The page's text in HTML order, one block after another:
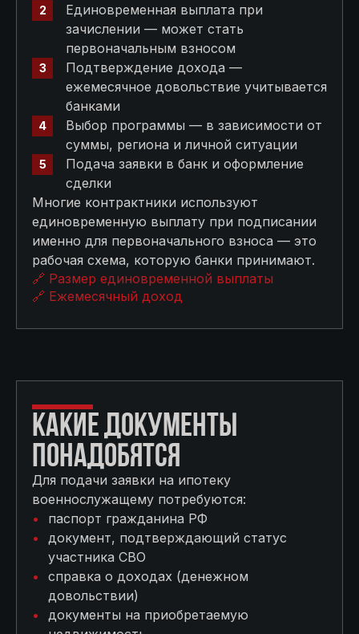
Единовременная выплата при
зачислении — может стать
первоначальным взносом
Подтверждение дохода —
ежемесячное довольствие учитывается
банками
Выбор программы — в зависимости от
суммы, региона и личной ситуации
Подача заявки в банк и оформление
сделки
Многие контрактники используют
единовременную выплату при подписании
именно для первоначального взноса — это
рабочая схема, которую банки принимают.
🔗 Размер единовременной выплаты
🔗 Ежемесячный доход
КАКИЕ ДОКУМЕНТЫ
ПОНАДОБЯТСЯ
Для подачи заявки на ипотеку
военнослужащему потребуются:
паспорт гражданина РФ
документ, подтверждающий статус
участника СВО
справка о доходах (денежном
довольствии)
документы на приобретаемую